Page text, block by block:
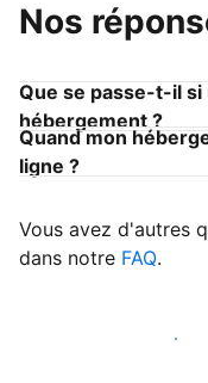
Nos
Que se passe-t-il
hébergement ?
Quand mon
ligne ?
Vous avez d'autres
dans notre FAQ.
Accueillir mes